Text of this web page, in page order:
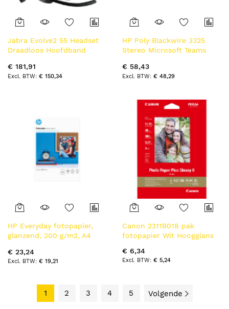
Jabra Evolve2 55 Headset
Draadloos Hoofdband
Type-C Bluetooth
Oplaadhouder
€ 181,91
€ 150,34
HP Poly Blackwire 3325
Stereo Microsoft Teams
3,5 mm plug + USB-C/A
adapter
€ 58,43
€ 48,29
HP Everyday fotopapier,
glanzend, 200 g/m2, A4
€ 23,24
€ 19,21
Canon 2311B018 pak
fotopapier Wit Hoogglans
€ 6,34
€ 5,24
1 2 3 4 5 Volgende